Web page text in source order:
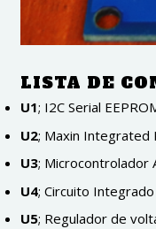
LISTA DE
U1; I2C Serial
U2; Maxin Integrated
U3; Microcontrolador
U4; Circuito
U5; Regulador de